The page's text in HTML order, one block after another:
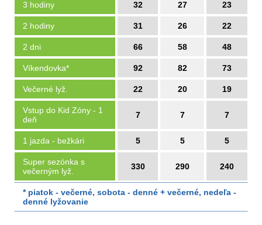
3 hodiny 32 27 23
2 hodiny 31 26 22
2 dni 66 58 48
Víkendovka* 92 82 73
Večerné lyž. 22 20 19
Vstup do Kid Zóny - 1
deň
7 7 7
1 jazda - bežkári 5 5 5
Super sezónka s
večerným lyž.
330 290 240
* piatok - večerné, sobota - denné + večerné, nedeľa -
denné lyžovanie